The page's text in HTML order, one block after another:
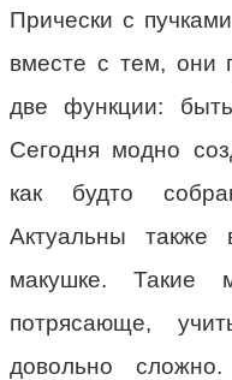
Прически с
вместе с тем, они
две функции:
Сегодня модно
как будто
Актуальны также
макушке. Такие
потрясающе,
довольно